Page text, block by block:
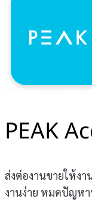
PEAK
ส่งต่องานขายให้ง
งานง่าย หมดปัญห